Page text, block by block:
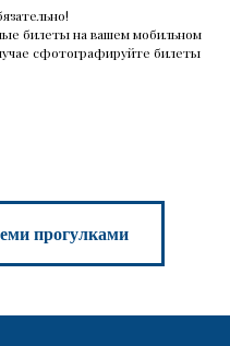
билеты на вашем мобильном
сфотографируйте билеты
прогулками